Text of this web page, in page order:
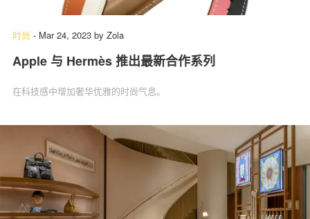
时尚 - Mar 24, 2023 by Zola
Apple 与 Hermès 推出最新合作系列
在科技感中增加奢华优雅的时尚气息。